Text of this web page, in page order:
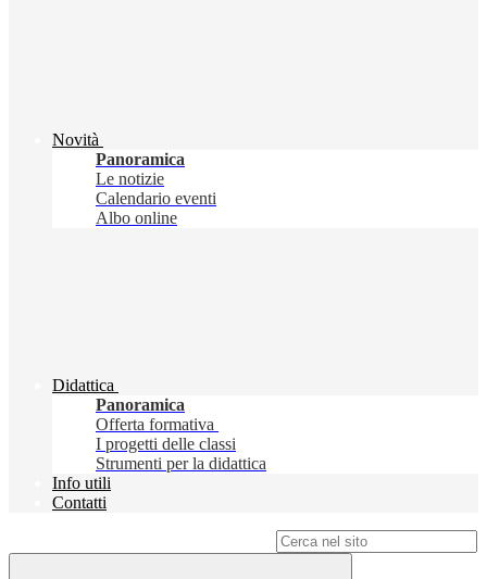
Novità
Panoramica
Le notizie
Calendario eventi
Albo online
Didattica
Panoramica
Offerta formativa
I progetti delle classi
Strumenti per la didattica
Info utili
Contatti